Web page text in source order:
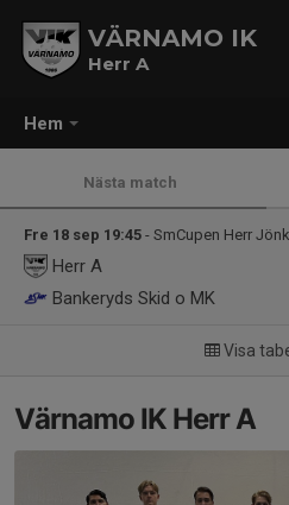
Hem
VÄRNAMO IK
Herr A
Nästa match
Fre 18 sep 19:45 - SmCupen Herr
Herr A
Bankeryds Skid o MK
Visa
Värnamo IK Herr A